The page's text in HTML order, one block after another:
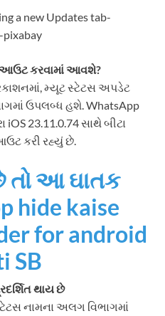
a new Updates tab-
pixabay
કરવામાં આવશે?
મ્યૂટ સ્ટેટસ અપડેટ
ઉપલબ્ધ હશે. WhatsApp
iOS 23.11.0.74 સાથે બીટા
કરી રહ્યું છે.
તો આ ઘાતક
hide kaise
for android
SB
થાય છે
નામના અલગ વિભાગમાં